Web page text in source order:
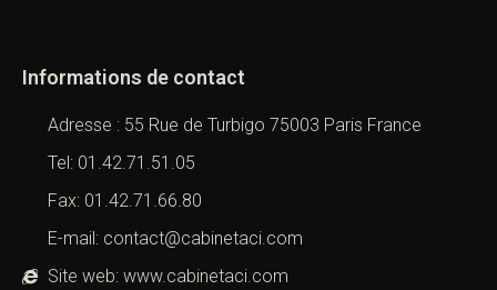
Informations de contact
Adresse : 55 Rue de Turbigo 75003 Paris France
Tel: 01.42.71.51.05
Fax: 01.42.71.66.80
E-mail: contact@cabinetaci.com
Site web: www.cabinetaci.com